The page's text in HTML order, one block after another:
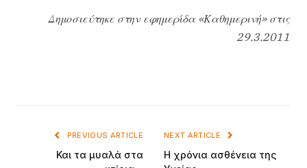
Δημοσιεύτηκε στην εφημερίδα «Καθημερινή» στις
29.3.2011
PREVIOUS ARTICLE
Και τα μυαλά στα
NEXT ARTICLE
Η χρόνια ασθένεια της